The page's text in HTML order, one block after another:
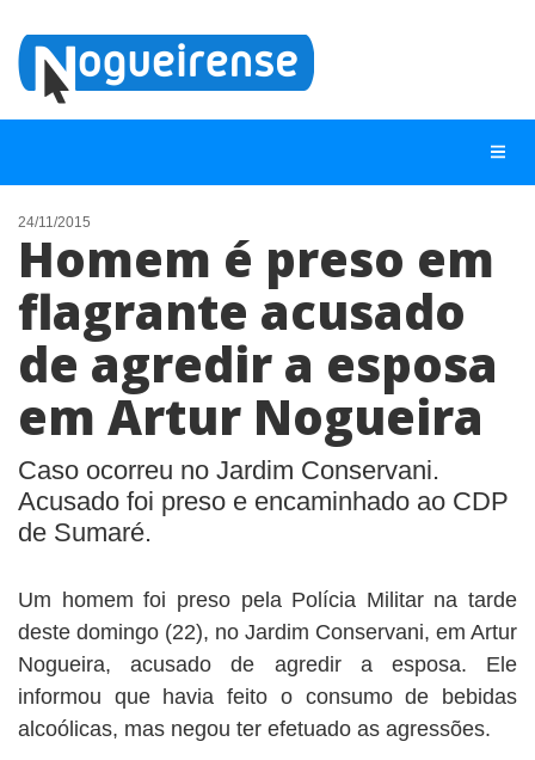
NOTÍCIAS
LISTA DIGITAL
TELEFONES ÚTEIS
QUEM SOMOS
CONTATO
ANUNCIE
24/11/2015
Homem é preso em
flagrante acusado
de agredir a esposa
em Artur Nogueira
Caso ocorreu no Jardim Conservani.
Acusado foi preso e encaminhado ao CDP
de Sumaré.
Um homem foi preso pela Polícia Militar na tarde
deste domingo (22), no Jardim Conservani, em Artur
Nogueira, acusado de agredir a esposa. Ele
informou que havia feito o consumo de bebidas
alcoólicas, mas negou ter efetuado as agressões.